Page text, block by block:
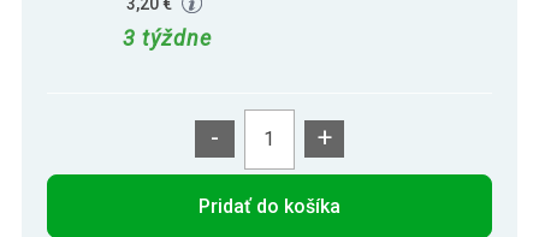
Gorilla Sports Súprava latexových stúh,
21,49 €
3 týždne
- +
Pridať do košíka